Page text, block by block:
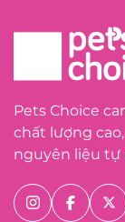
Pets Choice
chất lượng
nguyên liệu tự